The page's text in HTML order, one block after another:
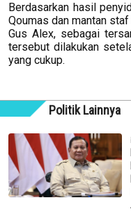
Berdasarkan hasil
Qoumas dan mantan
Gus Alex, sebagai
tersebut dilakukan
yang cukup.
Politik Lainnya